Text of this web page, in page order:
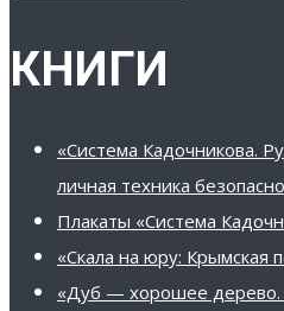
КНИГИ
«Система Кадочникова.
личная техника
Плакаты «Система
«Скала на юру: Крымская
«Дуб — хорошее дерево.